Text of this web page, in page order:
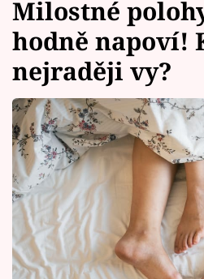
Témata
Celebrity
Vztahy
Seriály
Horoskopy
Sledujte prima+
Milostné
hodně napoví!
nejraději vy?